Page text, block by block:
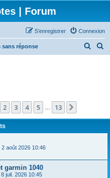
| Forum
Connexion
S’enregistrer
sans réponse
c
c
1sur13
2 3 4 5 13
2 août 2026 10:46
garmin 1040
8 juil. 2026 10:45